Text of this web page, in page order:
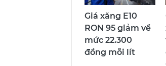
Giá xăng E10
RON 95 giảm về
mức 22.300
đồng mỗi lít